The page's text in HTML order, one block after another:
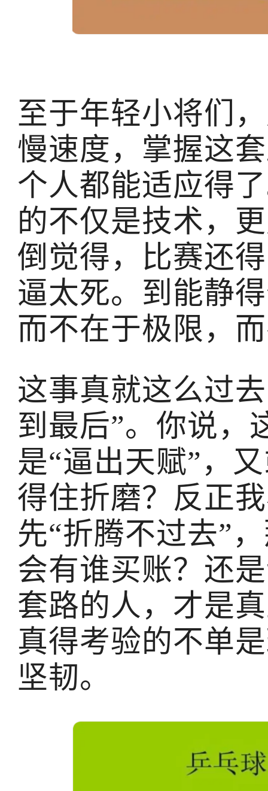
至于年轻小将们
慢速度，掌握这
个人都能适应得
的不仅是技术，
倒觉得，比赛还
逼太死。到能静
而不在于极限，
这事真就这么过
到最后”。你说，
是“逼出天赋”，
得住折磨？反正
先“折腾不过去”
会有谁买账？还
套路的人，才是
真得考验的不单
坚韧。